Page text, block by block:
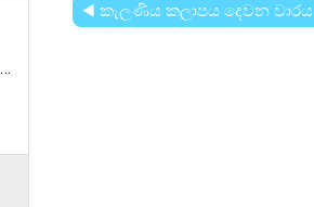
◀︎ කැලණිය කලාපය දෙවන වාරය